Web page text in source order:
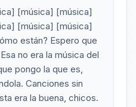
[música] [música]
[música] [música]
están? Espero que
no era la música del
pongo la que es,
Canciones sin
era la buena, chicos.